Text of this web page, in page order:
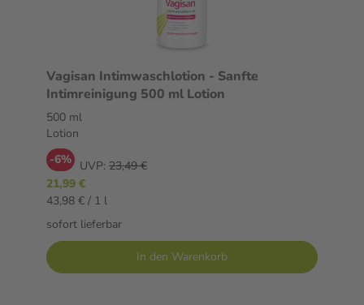
Vagisan Intimwaschlotion - Sanfte
Intimreinigung 500 ml Lotion
500 ml
Lotion
-6% UVP: 23,49 €
21,99 €
43,98 € / 1 l
sofort lieferbar
In den Warenkorb